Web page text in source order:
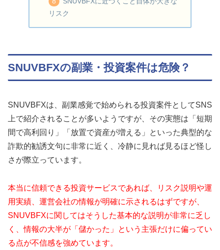
リスク
SNUVBFXの副業・投資案件は危険？
SNUVBFXは、副業感覚で始められる投資案件としてSNS
上で紹介されることが多いようですが、その実態は「短期
間で高利回り」「放置で資産が増える」といった典型的な
詐欺的勧誘文句に非常に近く、冷静に見れば見るほど怪し
さが際立っています。
本当に信頼できる投資サービスであれば、リスク説明や運
用実績、運営会社の情報が明確に示されるはずですが、
SNUVBFXに関してはそうした基本的な説明が非常に乏し
く、情報の大半が「儲かった」という主張だけに偏ってい
る点が不信感を強めています。